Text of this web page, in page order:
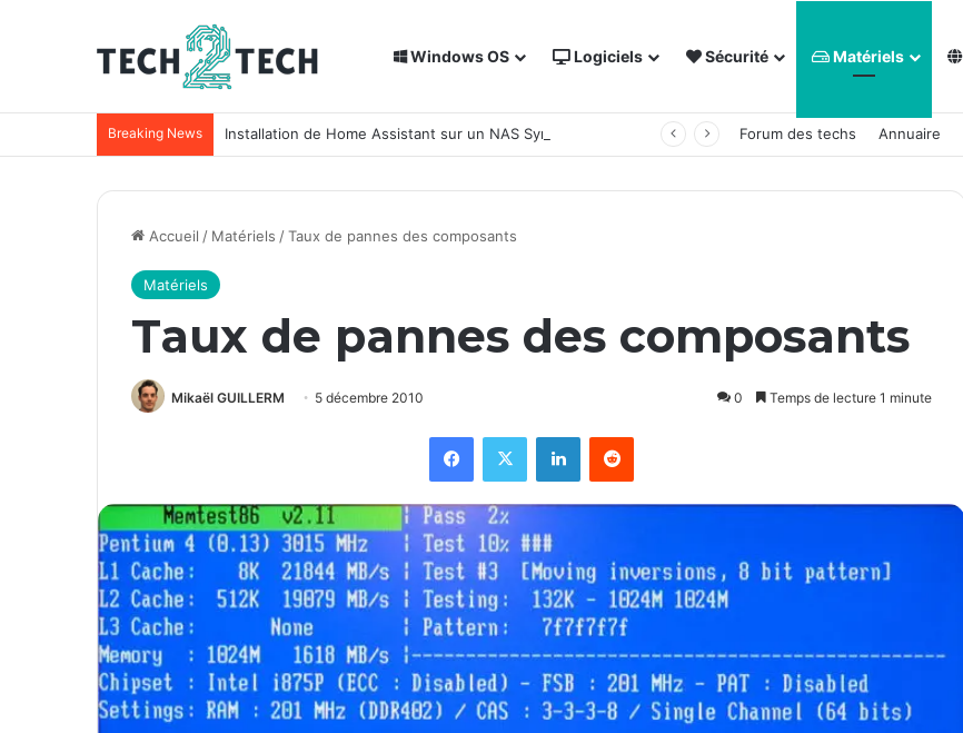
Windows OS Logiciels Sécurité Matériels
Breaking News Installation de Home Assistant sur un NAS Synology Forum des techs Annuaire
Accueil / Matériels /Taux de pannes des composants
Matériels
Taux de pannes des composants
Mikaël GUILLERM 5 décembre 2010 0 Temps de lecture 1 minute